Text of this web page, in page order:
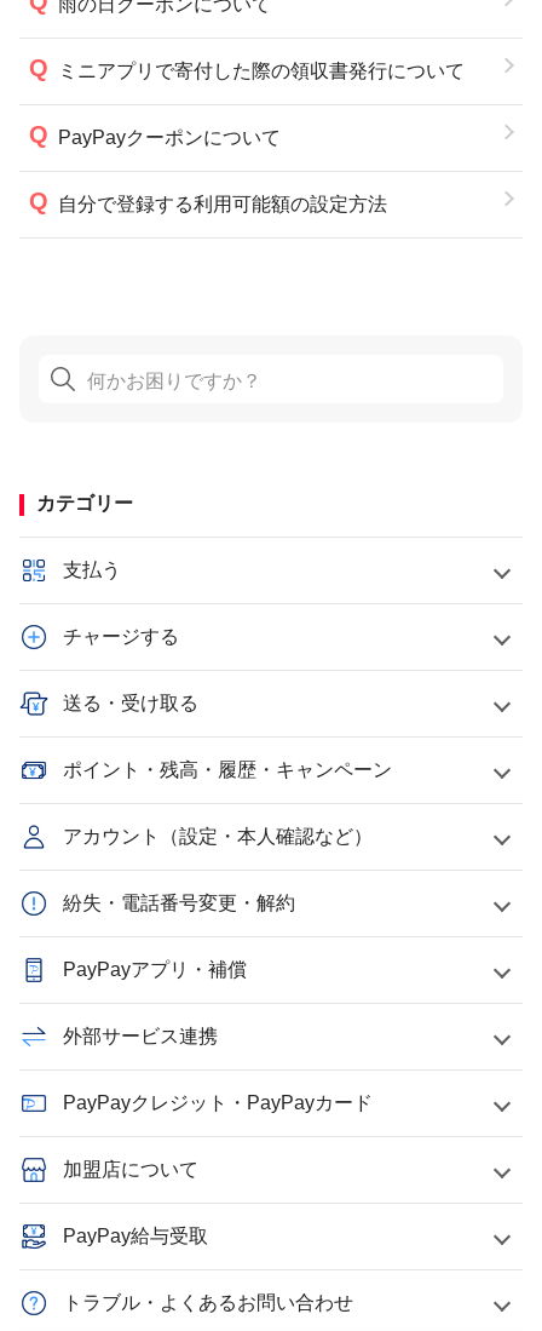
雨の日クーポンについて
ミニアプリで寄付した際の領収書発行について
PayPayクーポンについて
自分で登録する利用可能額の設定方法
カテゴリー
支払う
チャージする
送る・受け取る
ポイント・残高・履歴・キャンペーン
アカウント（設定・本人確認など）
紛失・電話番号変更・解約
PayPayアプリ・補償
外部サービス連携
PayPayクレジット・PayPayカード
加盟店について
PayPay給与受取
トラブル・よくあるお問い合わせ